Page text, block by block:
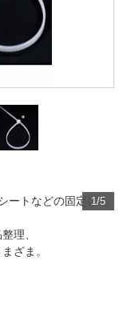
1/5
ートなどの固定にも
理、
ざま。